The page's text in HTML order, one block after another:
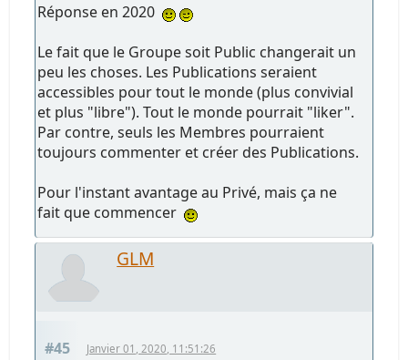
Réponse en 2020
Le fait que le Groupe soit Public changerait un
peu les choses. Les Publications seraient
accessibles pour tout le monde (plus convivial
et plus "libre"). Tout le monde pourrait "liker".
Par contre, seuls les Membres pourraient
toujours commenter et créer des Publications.
Pour l'instant avantage au Privé, mais ça ne
fait que commencer
GLM
#45 Janvier 01, 2020, 11:51:26